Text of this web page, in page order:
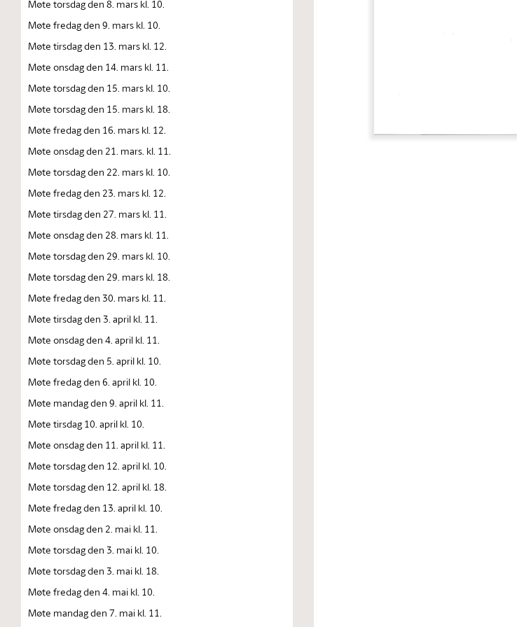
Møte torsdag den 8. mars kl. 10.
Møte fredag den 9. mars kl. 10.
Møte tirsdag den 13. mars kl. 12.
Møte onsdag den 14. mars kl. 11.
Møte torsdag den 15. mars kl. 10.
Møte torsdag den 15. mars kl. 18.
Møte fredag den 16. mars kl. 12.
Møte onsdag den 21. mars. kl. 11.
Møte torsdag den 22. mars kl. 10.
Møte fredag den 23. mars kl. 12.
Møte tirsdag den 27. mars kl. 11.
Møte onsdag den 28. mars kl. 11.
Møte torsdag den 29. mars kl. 10.
Møte torsdag den 29. mars kl. 18.
Møte fredag den 30. mars kl. 11.
Møte tirsdag den 3. april kl. 11.
Møte onsdag den 4. april kl. 11.
Møte torsdag den 5. april kl. 10.
Møte fredag den 6. april kl. 10.
Møte mandag den 9. april kl. 11.
Møte tirsdag 10. april kl. 10.
Møte onsdag den 11. april kl. 11.
Møte torsdag den 12. april kl. 10.
Møte torsdag den 12. april kl. 18.
Møte fredag den 13. april kl. 10.
Møte onsdag den 2. mai kl. 11.
Møte torsdag den 3. mai kl. 10.
Møte torsdag den 3. mai kl. 18.
Møte fredag den 4. mai kl. 10.
Møte mandag den 7. mai kl. 11.